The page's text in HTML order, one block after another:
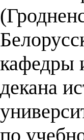
кафедры
декана
по